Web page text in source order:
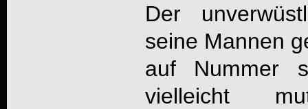
Der
seine Mannen
auf Nummer
vielleicht